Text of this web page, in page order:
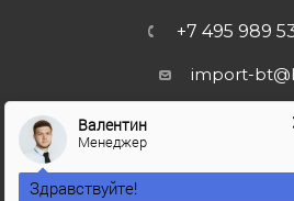
+7 495 989
import-
г. Москва, ул. Льва
Валентин
Менеджер
Здравствуйте!